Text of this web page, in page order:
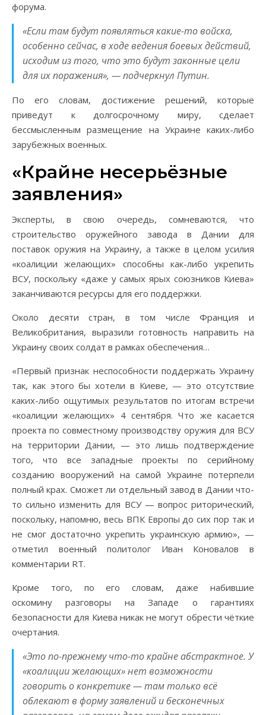
форума.
«Если там будут появляться какие-то войска,
особенно сейчас, в ходе ведения боевых действий,
исходим из того, что это будут законные цели
для их поражения», — подчеркнул Путин.
По его словам, достижение решений, которые
приведут к долгосрочному миру, сделает
бессмысленным размещение на Украине каких-либо
зарубежных военных.
«Крайне несерьёзные
заявления»
Эксперты, в свою очередь, сомневаются, что
строительство оружейного завода в Дании для
поставок оружия на Украину, а также в целом усилия
«коалиции желающих» способны как-либо укрепить
ВСУ, поскольку «даже у самых ярых союзников Киева»
заканчиваются ресурсы для его поддержки.
Около десяти стран, в том числе Франция и
Великобритания, выразили готовность направить на
Украину своих солдат в рамках обеспечения…
«Первый признак неспособности поддержать Украину
так, как этого бы хотели в Киеве, — это отсутствие
каких-либо ощутимых результатов по итогам встречи
«коалиции желающих» 4 сентября. Что же касается
проекта по совместному производству оружия для ВСУ
на территории Дании, — это лишь подтверждение
того, что все западные проекты по серийному
созданию вооружений на самой Украине потерпели
полный крах. Сможет ли отдельный завод в Дании что-
то сильно изменить для ВСУ — вопрос риторический,
поскольку, напомню, весь ВПК Европы до сих пор так и
не смог достаточно укрепить украинскую армию», —
отметил военный политолог Иван Коновалов в
комментарии RT.
Кроме того, по его словам, даже набившие
оскомину разговоры на Западе о гарантиях
безопасности для Киева никак не могут обрести чёткие
очертания.
«Это по-прежнему что-то крайне абстрактное. У
«коалиции желающих» нет возможности
говорить о конкретике — там только всё
облекают в форму заявлений и бесконечных